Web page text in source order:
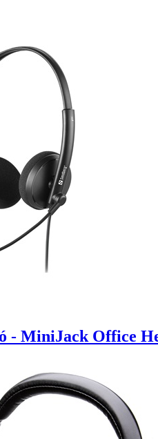
- MiniJack Office